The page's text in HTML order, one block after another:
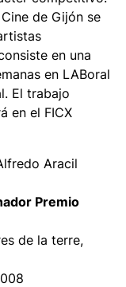
de Gijón se
en una
en LABoral
El trabajo
en el FICX
Aracil
Premio
de la terre,